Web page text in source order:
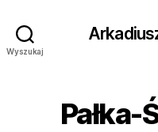
Wyszukaj
Pałka-